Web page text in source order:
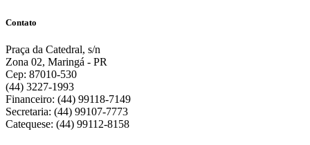
Contato
Praça da Catedral, s/n
Zona 02, Maringá - PR
Cep: 87010-530
(44) 3227-1993
Financeiro: (44) 99118-7149
Secretaria: (44) 99107-7773
Catequese: (44) 99112-8158